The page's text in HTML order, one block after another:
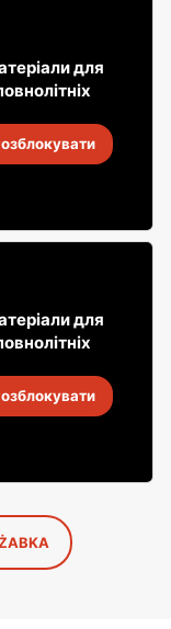
99
Morgan
2026
для
99
Żołądkowa Gorzka
2026
для